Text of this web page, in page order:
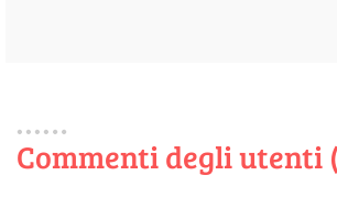
Commenti degli utenti